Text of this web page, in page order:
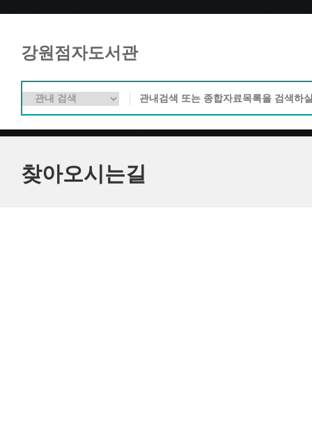
강원점자도서관
찾아오시는길